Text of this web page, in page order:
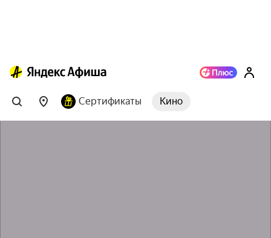
Сертификаты Кино